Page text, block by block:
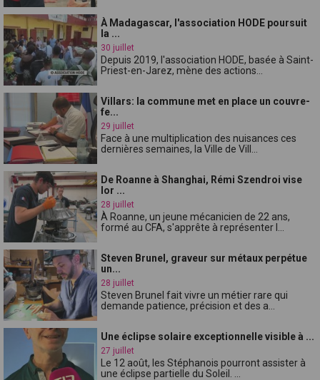
À Madagascar, l'association HODE poursuit
la ...
30 juillet
Depuis 2019, l'association HODE, basée à Saint-
Priest-en-Jarez, mène des actions...
Villars: la commune met en place un couvre-
fe...
29 juillet
Face à une multiplication des nuisances ces
dernières semaines, la Ville de Vill...
De Roanne à Shanghai, Rémi Szendroi vise
lor ...
28 juillet
À Roanne, un jeune mécanicien de 22 ans,
formé au CFA, s'apprête à représenter l...
Steven Brunel, graveur sur métaux perpétue
un...
28 juillet
Steven Brunel fait vivre un métier rare qui
demande patience, précision et des a...
Une éclipse solaire exceptionnelle visible à ...
27 juillet
Le 12 août, les Stéphanois pourront assister à
une éclipse partielle du Soleil. ...